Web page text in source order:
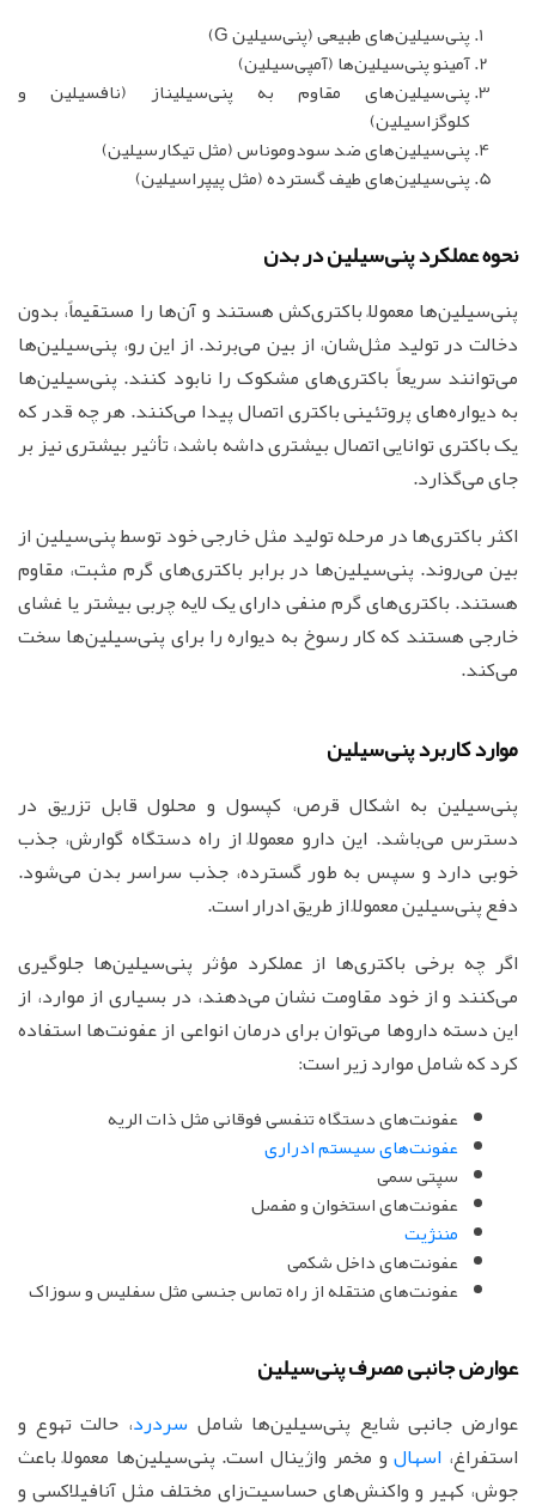
پنی‌سیلین‌های طبیعی (پنی‌سیلین G)
آمینو پنی‌سیلین‌ها (آمپی‌سیلین)
پنی‌سیلین‌های مقاوم به پنی‌سیلیناز (نافسیلین و
کلوگزاسیلین)
پنی‌سیلین‌های ضد سودوموناس (مثل تیکارسیلین)
پنی‌سیلین‌های طیف گسترده (مثل پیپراسیلین)
نحوه عملکرد پنی‌سیلین در بدن
پنی‌سیلین‌ها معمولاً باکتری‌کش هستند و آن‌ها را مستقیماً، بدون
دخالت در تولید مثل‌شان، از بین می‌برند. از این رو، پنی‌سیلین‌ها
می‌توانند سریعاً باکتری‌های مشکوک را نابود کنند. پنی‌سیلین‌ها
به دیواره‌های پروتئینی باکتری اتصال پیدا می‌کنند. هر چه قدر که
یک باکتری توانایی اتصال بیشتری داشه باشد، تأثیر بیشتری نیز بر
جای می‌گذارد.
اکثر باکتری‌ها در مرحله تولید مثل خارجی خود توسط پنی‌سیلین از
بین می‌روند. پنی‌سیلین‌ها در برابر باکتری‌های گرم مثبت، مقاوم
هستند. باکتری‌های گرم منفی دارای یک لایه چربی بیشتر یا غشای
خارجی هستند که کار رسوخ به دیواره را برای پنی‌سیلین‌ها سخت
می‌کند.
موارد کاربرد پنی‌سیلین
پنی‌سیلین به اشکال قرص، کپسول و محلول قابل تزریق در
دسترس می‌باشد. این دارو معمولاً از راه دستگاه گوارش، جذب
خوبی دارد و سپس به طور گسترده، جذب سراسر بدن می‌شود.
دفع پنی‌سیلین معمولاً از طریق ادرار است.
اگر چه برخی باکتری‌ها از عملکرد مؤثر پنی‌سیلین‌ها جلوگیری
می‌کنند و از خود مقاومت نشان می‌دهند، در بسیاری از موارد، از
این دسته داروها می‌توان برای درمان انواعی از عفونت‌ها استفاده
کرد که شامل موارد زیر است:
عفونت‌های دستگاه تنفسی فوقانی مثل ذات الریه
عفونت‌های سیستم ادراری
سپتی سمی
عفونت‌های استخوان و مفصل
مننژیت
عفونت‌های داخل شکمی
عفونت‌های منتقله از راه تماس جنسی مثل سفلیس و سوزاک
عوارض جانبی مصرف پنی‌سیلین
عوارض جانبی شایع پنی‌سیلین‌ها شامل سردرد، حالت تهوع و
استفراغ، اسهالو مخمر واژینال است. پنی‌سیلین‌ها معمولاً باعث
جوش، کهیر و واکنش‌های حساسیت‌زای مختلف مثل آنافیلاکسی و